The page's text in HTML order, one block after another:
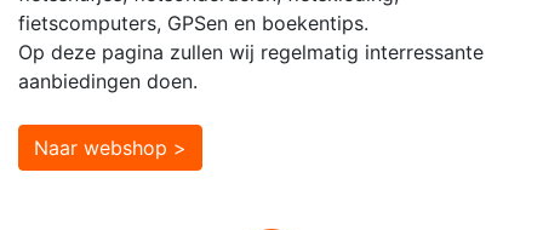
fietscomputers, GPSen en boekentips.
Op deze pagina zullen wij regelmatig interressante
aanbiedingen doen.
Naar webshop >